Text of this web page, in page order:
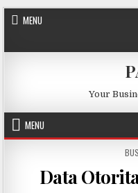
Skip to content
MENU
Your
MENU
Data